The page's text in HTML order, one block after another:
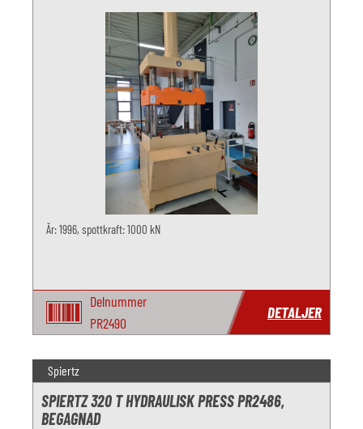
År: 1996, spottkraft: 1000 kN
Delnummer
PR2490
DETALJER
Spiertz
SPIERTZ 320 T HYDRAULISK PRESS PR2486,
BEGAGNAD